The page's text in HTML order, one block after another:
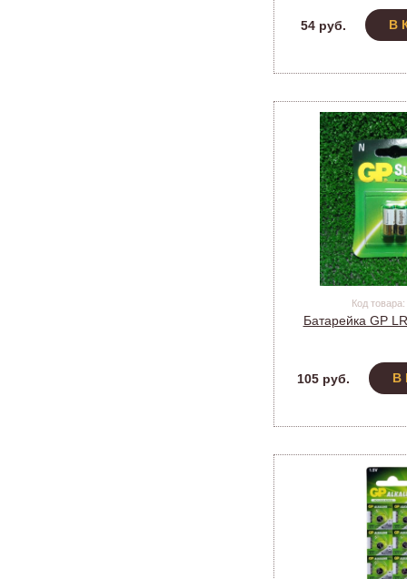
54 руб. В
Код
Батарейка GP
105 руб. В